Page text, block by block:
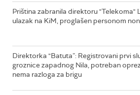
Priština zabranila direktoru "Telekoma"
ulazak na KiM, proglašen personom
Direktorka "Batuta”: Registrovani prvi
groznice zapadnog Nila, potreban
nema razloga za brigu